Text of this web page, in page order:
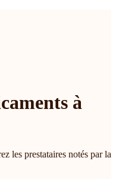
à
les prestataires notés par la